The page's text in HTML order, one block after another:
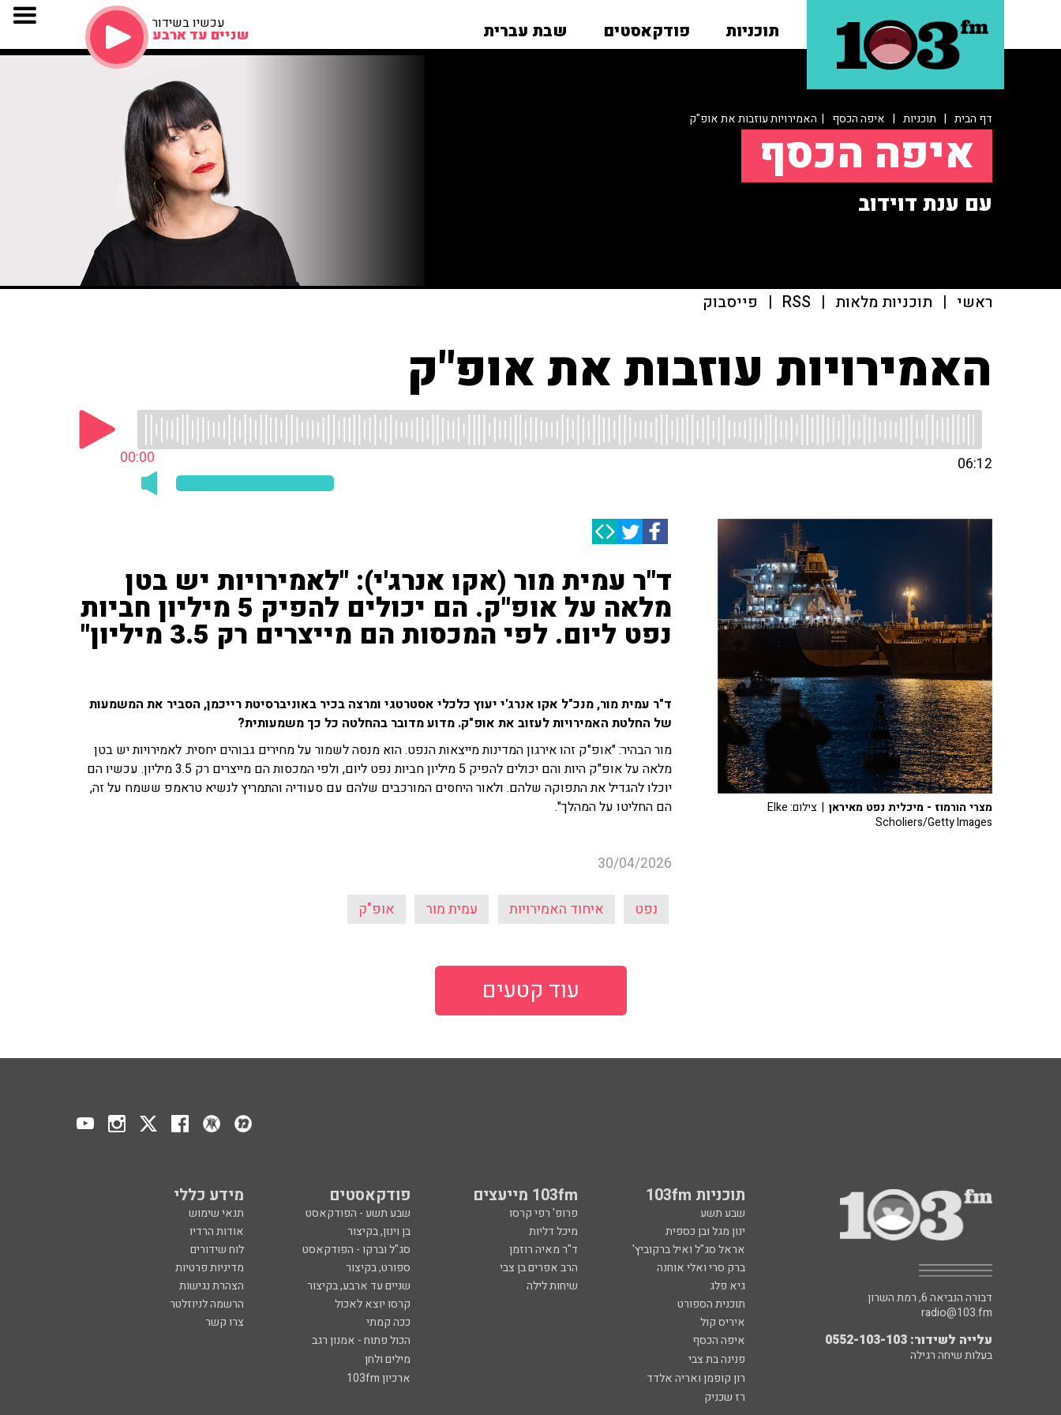
תוכניות פודקאסטים שבת עברית עכשיו בשידור
שניים עד ארבע
דף הבית | תוכניות | איפה הכסף | האמירויות עוזבות את אופ"ק
איפה הכסף
עם ענת דוידוב
ראשי | תוכניות מלאות |
RSS
| פייסבוק
האמירויות עוזבות את אופ"ק
00:00 06:12
ד"ר עמית מור (אקו אנרג'י): "לאמירויות יש בטן
מלאה על אופ"ק. הם יכולים להפיק 5 מיליון חביות
נפט ליום. לפי המכסות הם מייצרים רק 3.5 מיליון"
ד"ר עמית מור, מנכ"ל אקו אנרג'י יעוץ כלכלי אסטרטגי ומרצה בכיר באוניברסיטת רייכמן, הסביר את המשמעות
של החלטת האמירויות לעזוב את אופ"ק. מדוע מדובר בהחלטה כל כך משמעותית?
מור הבהיר: "אופ"ק זהו אירגון המדינות מייצאות הנפט. הוא מנסה לשמור על מחירים גבוהים יחסית. לאמירויות יש בטן
מלאה על אופ"ק היות והם יכולים להפיק 5 מיליון חביות נפט ליום, ולפי המכסות הם מייצרים רק 3.5 מיליון. עכשיו הם
יוכלו להגדיל את התפוקה שלהם. ולאור היחסים המורכבים שלהם עם סעודיה והתמריץ לנשיא טראמפ ששמח על זה,
הם החליטו על המהלך".
30/04/2026
נפט איחוד האמירויות עמית מור אופ"ק
מצרי הורמוז - מיכלית נפט מאיראן
| צילום: Elke
Scholiers/Getty Images
עוד קטעים
תוכניות 103fm 103fm מייעצים פודקאסטים מידע כללי
שבע תשע פרופ' רפי קרסו שבע תשע - הפודקאסט
תנאי שימוש
ינון מגל ובן כספית
מיכל דליות בן וינון, בקיצור
אודות הרדיו
אראל סג"ל ואיל ברקוביץ'
ד"ר מאיה רוזמן סג"ל וברקו - הפודקאסט
לוח שידורים
ברק סרי ואלי אוחנה
הרב אפרים בן צבי ספורט, בקיצור
מדיניות פרטיות
גיא פלג
שיחות לילה שניים עד ארבע, בקיצור
הצהרת נגישות
תוכנית הספורט
קרסו יוצא לאכול
הרשמה לניוזלטר
איריס קול
ככה קמתי
צרו קשר
איפה הכסף
הכול פתוח - אמנון רגב
פנינה בת צבי
מילים ולחן
רון קופמן ואריה אלדד
ארכיון 103fm
רז שכניק
דבורה הנביאה 6, רמת השרון
radio@103.fm
עלייה לשידור: 0552-103-103
בעלות שיחה רגילה